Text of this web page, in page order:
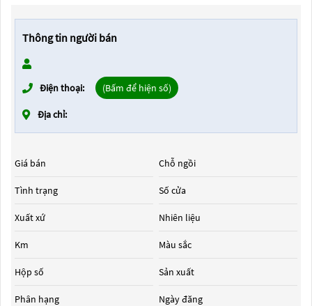
Thông tin người bán
Điện thoại: (Bấm để hiện số)
Địa chỉ:
Giá bán
Tình trạng
Xuất xứ
Km
Hộp số
Phân hạng
Chỗ ngồi
Số cửa
Nhiên liệu
Màu sắc
Sản xuất
Ngày đăng